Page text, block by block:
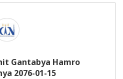
Gantabya Hamro
2076-01-15